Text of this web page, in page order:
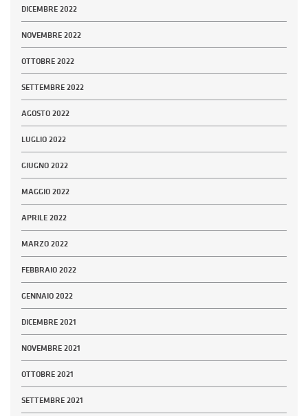
DICEMBRE 2022
NOVEMBRE 2022
OTTOBRE 2022
SETTEMBRE 2022
AGOSTO 2022
LUGLIO 2022
GIUGNO 2022
MAGGIO 2022
APRILE 2022
MARZO 2022
FEBBRAIO 2022
GENNAIO 2022
DICEMBRE 2021
NOVEMBRE 2021
OTTOBRE 2021
SETTEMBRE 2021